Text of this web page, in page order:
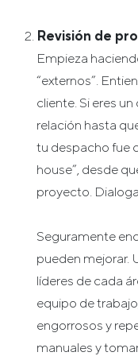
Revisión de
Empieza
“externos”.
cliente. Si eres
relación hasta
tu despacho fue
house”, desde
proyecto.
Seguramente
pueden mejorar.
líderes de cada
equipo de
engorrosos y
manuales y